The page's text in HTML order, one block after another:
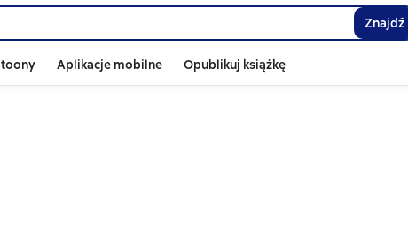
Znajdź
Aplikacje mobilne Opublikuj książkę